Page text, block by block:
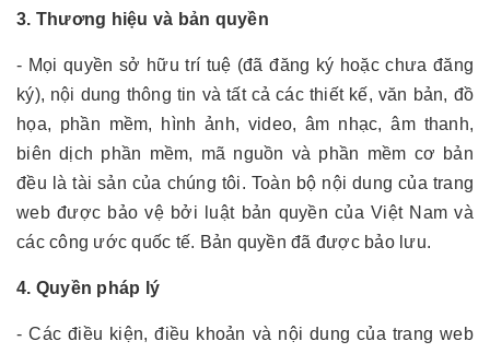
3. Thương hiệu và bản quyền
- Mọi quyền sở hữu trí tuệ (đã đăng ký hoặc chưa đăng
ký), nội dung thông tin và tất cả các thiết kế, văn bản, đồ
họa, phần mềm, hình ảnh, video, âm nhạc, âm thanh,
biên dịch phần mềm, mã nguồn và phần mềm cơ bản
đều là tài sản của chúng tôi. Toàn bộ nội dung của trang
web được bảo vệ bởi luật bản quyền của Việt Nam và
các công ước quốc tế. Bản quyền đã được bảo lưu.
4. Quyền pháp lý
- Các điều kiện, điều khoản và nội dung của trang web